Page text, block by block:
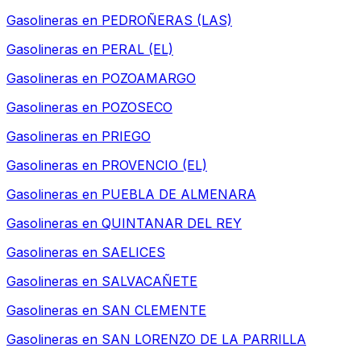
Gasolineras en PEDROÑERAS (LAS)
Gasolineras en PERAL (EL)
Gasolineras en POZOAMARGO
Gasolineras en POZOSECO
Gasolineras en PRIEGO
Gasolineras en PROVENCIO (EL)
Gasolineras en PUEBLA DE ALMENARA
Gasolineras en QUINTANAR DEL REY
Gasolineras en SAELICES
Gasolineras en SALVACAÑETE
Gasolineras en SAN CLEMENTE
Gasolineras en SAN LORENZO DE LA PARRILLA